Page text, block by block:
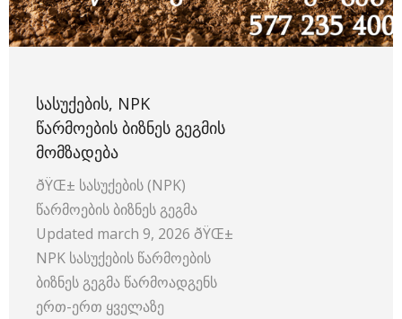
ᲡᲐᲡᲣᲥᲔᲑᲘᲡ, NPK
ᲬᲐᲠᲛᲝᲔᲑᲘᲡ ᲑᲘᲖᲜᲔᲡ ᲒᲔᲒᲛᲘᲡ
ᲛᲝᲛᲖᲐᲓᲔᲑᲐ
ðŸŒ± სასუქების (NPK)
წარმოების ბიზნეს გეგმა
Updated march 9, 2026 ðŸŒ±
NPK სასუქების წარმოების
ბიზნეს გეგმა წარმოადგენს
ერთ-ერთ ყველაზე